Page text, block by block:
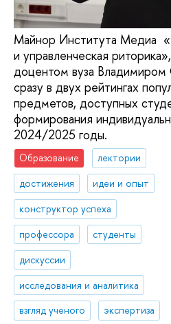
Майнор Института Медиа
и управленческая
доцентом вуза Владимиром
сразу в двух рейтингах
предметов, доступных
формирования
2024/2025 годы.
Образование
лектории
достижения
идеи и опыт
конструктор успеха
профессора
студенты
дискуссии
исследования и аналитика
взгляд ученого
экспертиза